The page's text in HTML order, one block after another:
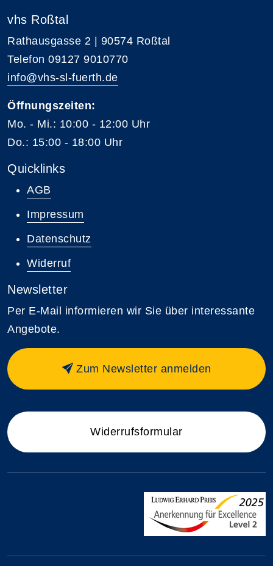
vhs Roßtal
Rathausgasse 2 | 90574 Roßtal
Telefon 09127 9010770
info@vhs-sl-fuerth.de
Öffnungszeiten:
Mo. - Mi.: 10:00 - 12:00 Uhr
Do.: 15:00 - 18:00 Uhr
Quicklinks
AGB
Impressum
Datenschutz
Widerruf
Newsletter
Per E-Mail informieren wir Sie über interessante
Angebote.
Zum Newsletter anmelden
Widerrufsformular